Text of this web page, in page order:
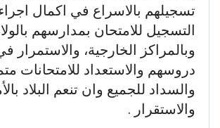
تسجيلهم بالاسراع في اكمال
التسجيل للامتحان بمدارسهم
وبالمراكز الخارجية، والاستمرار
دروسهم والاستعداد للامتحانات
والسداد للجميع وان تنعم البلاد
والاستقرار .